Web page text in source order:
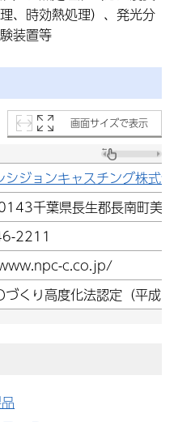
、時効熱処理）、発光分
装置等
画面サイズで表示
シジョンキャスチング株式会
千葉県長生郡長南町美
2211
c.co.jp/
づくり高度化法認定（平成